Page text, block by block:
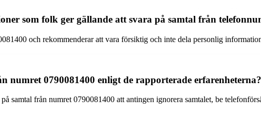
som folk ger gällande att svara på samtal från
och rekommenderar att vara försiktig och inte dela personlig
numret 0790081400 enligt de rapporterade erfarenheterna?
samtal från numret 0790081400 att antingen ignorera samtalet, be